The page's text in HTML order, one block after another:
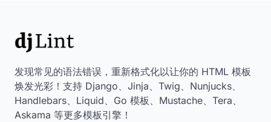
发现常见的语法错误，重新格式化以让你的 HTML 模板
焕发光彩！支持 Django、Jinja、Twig、Nunjucks、
Handlebars、Liquid、Go 模板、Mustache、Tera、
Askama 等更多模板引擎！